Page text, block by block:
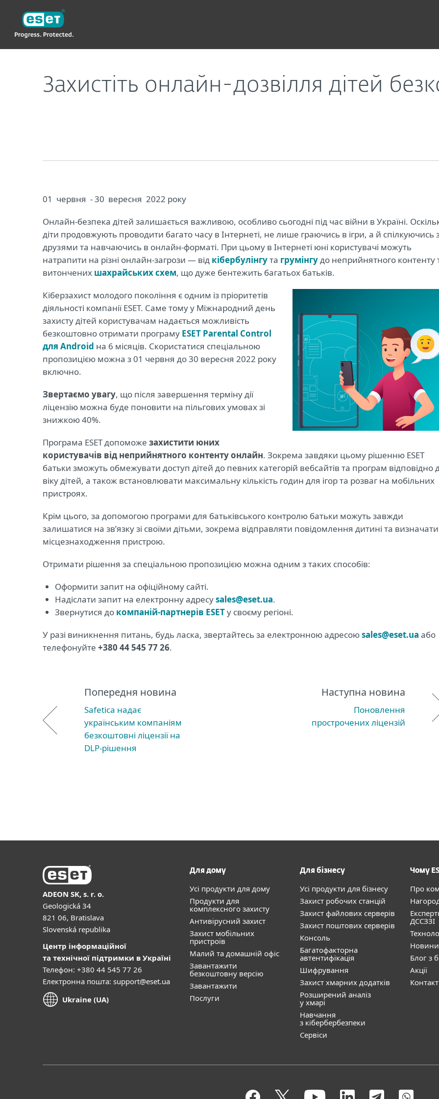
Захистіть онлайн-дозвілля дітей
01 червня - 30 вересня 2022 року
Онлайн-безпека дітей залишається важливою, особливо сьогодні під час війни в Україні.
діти продовжують проводити багато часу в Інтернеті, не лише граючись в ігри, а й спілкуючись
друзями та навчаючись в онлайн-форматі. При цьому в Інтернеті юні користувачі можуть
натрапити на різні онлайн-загрози ― від кібербулінгута грумінгудо неприйнятного контенту
витончених шахрайських схем, що дуже бентежить багатьох батьків.
Кіберзахист молодого покоління є одним із пріоритетів
діяльності компанії ESET. Саме тому у Міжнародний день
захисту дітей користувачам надається можливість
безкоштовно отримати програму ESET Parental Control
для Android на 6 місяців. Скористатися спеціальною
пропозицією можна з 01 червня до 30 вересня 2022 року
включно.
Звертаємо увагу, що після завершення терміну дії
ліцензію можна буде поновити на пільгових умовах зі
знижкою 40%.
Програма ESET допоможе захистити юних
користувачів від неприйнятного контенту онлайн. Зокрема завдяки цьому рішенню ESET
батьки зможуть обмежувати доступ дітей до певних категорій вебсайтів та програм відповідно
віку дітей, а також встановлювати максимальну кількість годин для ігор та розваг на мобільних
пристроях.
Крім цього, за допомогою програми для батьківського контролю батьки можуть завжди
залишатися на зв’язку зі своїми дітьми, зокрема відправляти повідомлення дитині та визначати
місцезнаходження пристрою.
Отримати рішення за спеціальною пропозицією можна одним з таких способів:
Оформити запит на офіційному сайті.
Надіслати запит на електронну адресуsales@eset.ua.
Звернутися до компаній-партнерів ESETу своєму регіоні.
У разі виникнення питань, будь ласка, звертайтесь за електронною адресоюsales@eset.ua або
телефонуйте +380 44 545 77 26.
Попередня новина
Safetica надає
українським компаніям
безкоштовні ліцензії на
DLP-рішення
Наступна новина
Поновлення
прострочених ліцензій
Захистіть онлайн-дозвілля дітей безкоштовно!
ESET
ADEON SK, s. r. o.
Geologická 34
821 06, Bratislava
Slovenská republika
Центр інформаційної
та технічної підтримки в Україні
Телефон: +380 44 545 77 26
Електронна пошта: support@eset.ua
Ukraine (UA)
Для дому
Усі продукти для дому
Продукти для
комплексного захисту
Антивірусний захист
Захист мобільних
пристроїв
Малий та домашній офіс
Завантажити
безкоштовну версію
Завантажити
Послуги
Для бізнесу
Усі продукти для бізнесу
Захист робочих станцій
Захист файлових серверів
Захист поштових серверів
Консоль
Багатофакторна
автентифікація
Шифрування
Захист хмарних додатків
Розширений аналіз
у хмарі
Навчання
з кібербербезпеки
Сервіси
Чому
Про
ДССЗЗІ
Новини
Блог з
Акції